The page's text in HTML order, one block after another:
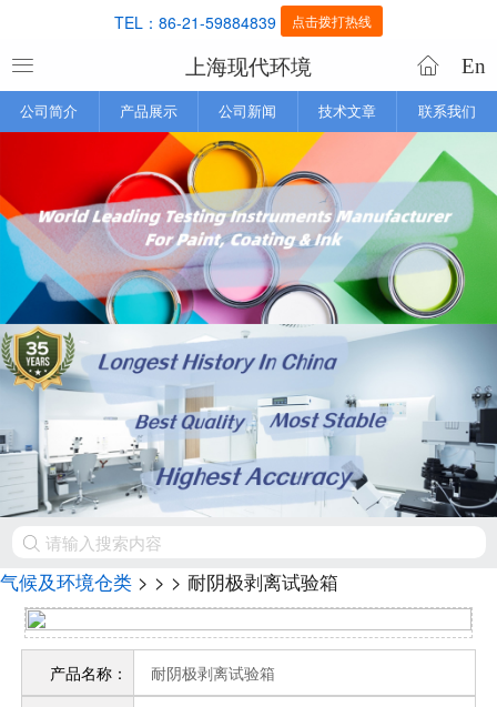
TEL：86-21-59884839 点击拨打热线
上海现代环境 En
公司简介 产品展示 公司新闻 技术文章 联系我们
气候及环境仓类 > > > 耐阴极剥离试验箱
产品名称： 耐阴极剥离试验箱